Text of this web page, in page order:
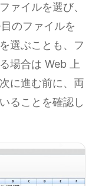
ァイルを選び、
のファイルを
選ぶことも、フ
場合は Web 上
に進む前に、両
ることを確認し